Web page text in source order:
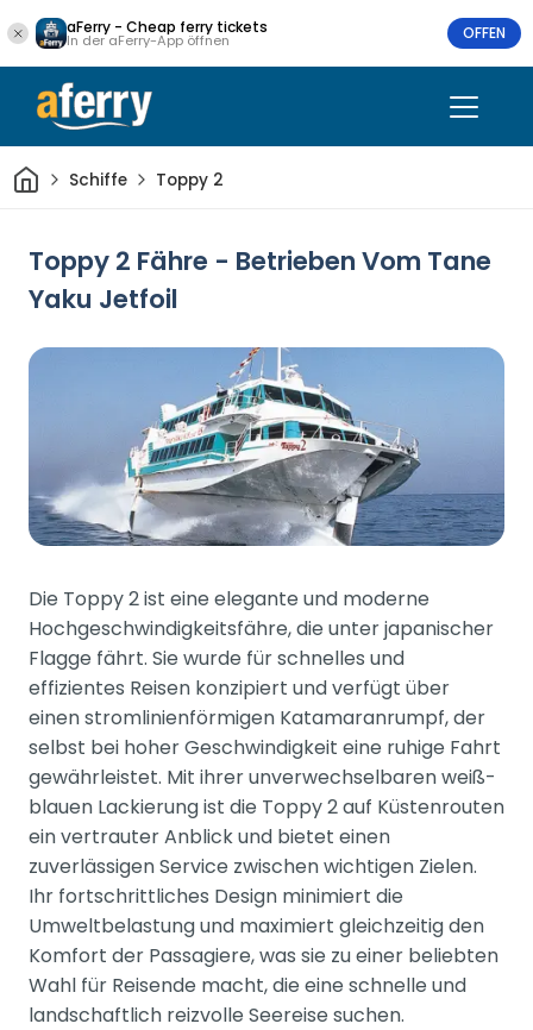
aFerry - Cheap ferry tickets
In der aFerry-App öffnen OFFEN
HeimSchiffe Toppy 2
Toppy 2 Fähre - Betrieben Vom Tane
Yaku Jetfoil
Die Toppy 2 ist eine elegante und moderne
Hochgeschwindigkeitsfähre, die unter japanischer
Flagge fährt. Sie wurde für schnelles und
effizientes Reisen konzipiert und verfügt über
einen stromlinienförmigen Katamaranrumpf, der
selbst bei hoher Geschwindigkeit eine ruhige Fahrt
gewährleistet. Mit ihrer unverwechselbaren weiß-
blauen Lackierung ist die Toppy 2 auf Küstenrouten
ein vertrauter Anblick und bietet einen
zuverlässigen Service zwischen wichtigen Zielen.
Ihr fortschrittliches Design minimiert die
Umweltbelastung und maximiert gleichzeitig den
Komfort der Passagiere, was sie zu einer beliebten
Wahl für Reisende macht, die eine schnelle und
landschaftlich reizvolle Seereise suchen.